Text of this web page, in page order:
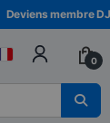
Deviens membre
0